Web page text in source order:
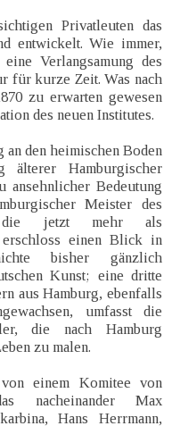
Privatleuten das
entwickelt. Wie immer,
Verlangsamung des
für kurze Zeit. Was nach
zu erwarten gewesen
des neuen Institutes.
den heimischen Boden
älterer Hamburgischer
ansehnlicher Bedeutung
Meister des
die jetzt mehr als
einen Blick in
bisher gänzlich
Kunst; eine dritte
aus Hamburg, ebenfalls
umfasst die
die nach Hamburg
zu malen.
einem Komitee von
nacheinander Max
Hans Herrmann,